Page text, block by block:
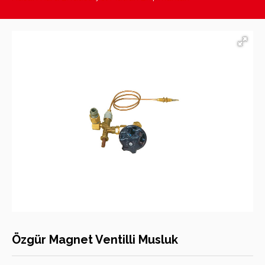
Hasan Kara Endüstriyel Mutfak Ekipmanları
Özgür Magnet Ventilli Musluk